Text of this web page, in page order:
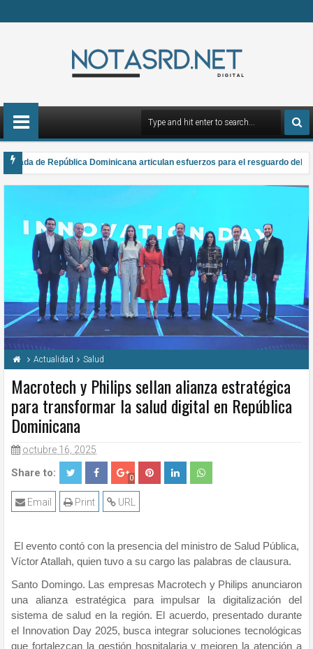
de República Dominicana articulan esfuerzos para el resguardo del
el Premio Anual Nacional de Poesía Salomé Ureña de Henríquez 2026
Actualidad Salud
Macrotech y Philips sellan alianza estratégica
para transformar la salud digital en República
Dominicana
octubre 16, 2025
Share to: 0
URL
Print
Email
El evento contó con la presencia del ministro de Salud Pública,
Víctor Atallah, quien tuvo a su cargo las palabras de clausura.
Santo Domingo. Las empresas Macrotech y Philips anunciaron
una alianza estratégica para impulsar la digitalización del
sistema de salud en la región. El acuerdo, presentado durante
el Innovation Day 2025, busca integrar soluciones tecnológicas
que fortalezcan la gestión hospitalaria y mejoren la atención a